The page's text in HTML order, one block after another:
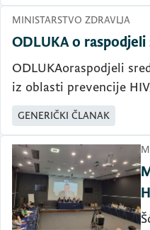
MINISTARSTVO ZDRAVLJA
ODLUKA o
ODLUKAoraspodjeli
iz oblasti prevencije
GENERIČKI ČLANAK